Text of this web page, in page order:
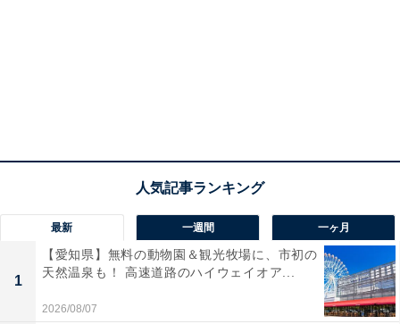
最新 一週間 一ヶ月
1
【愛知県】無料の動物園＆観光牧場に、市初の
天然温泉も！ 高速道路のハイウェイオア...
2026/08/07